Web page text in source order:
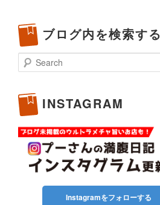
ブログ内を検索する
Search
INSTAGRAM
Instagramをフォローする